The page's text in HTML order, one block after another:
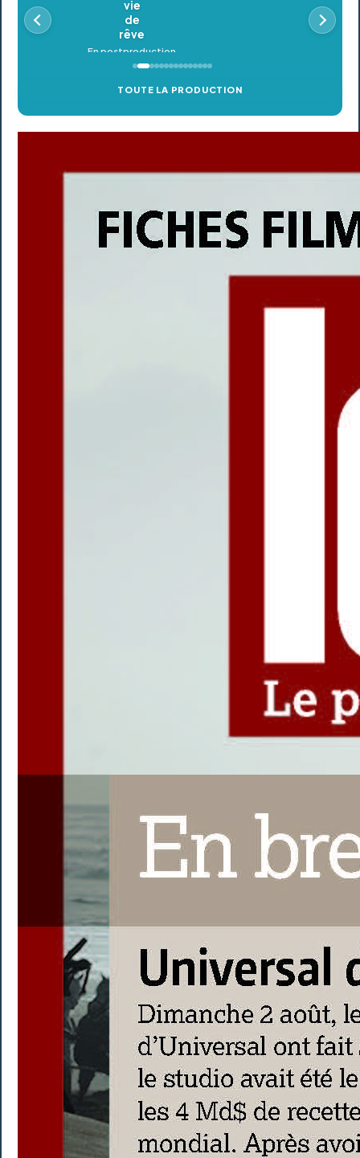
En postproduction
TOUTE LA PRODUCTION